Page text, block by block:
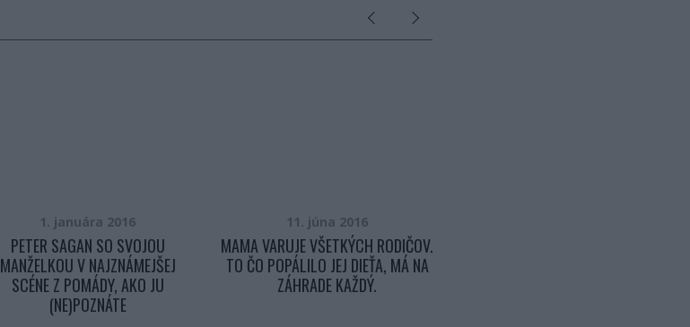
1. januára 2016
PETER SAGAN SO SVOJOU
MANŽELKOU V NAJZNÁMEJŠEJ
SCÉNE Z POMÁDY, AKO JU
(NE)POZNÁTE
11. júna 2016
MAMA VARUJE VŠETKÝCH RODIČOV.
TO ČO POPÁLILO JEJ DIEŤA, MÁ NA
ZÁHRADE KAŽDÝ.